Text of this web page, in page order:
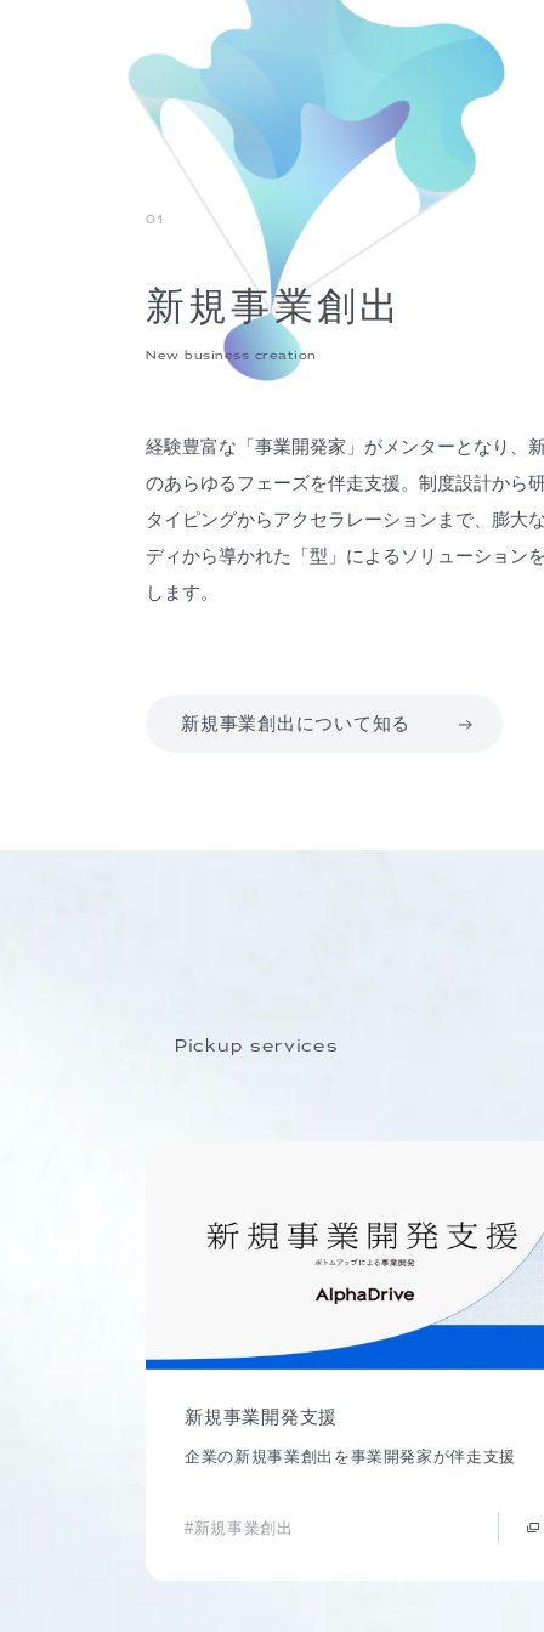
01
新規事業創出
New business creation
経験豊富な「事業開発家」がメンターとなり、
のあらゆるフェーズを伴走支援。制度設計から
タイピングからアクセラレーションまで、膨大
ディから導かれた「型」によるソリューション
します。
新規事業創出について知る
Pickup services
新規事業開発支援
企業の新規事業創出を事業開発家が伴走支援
#新規事業創出